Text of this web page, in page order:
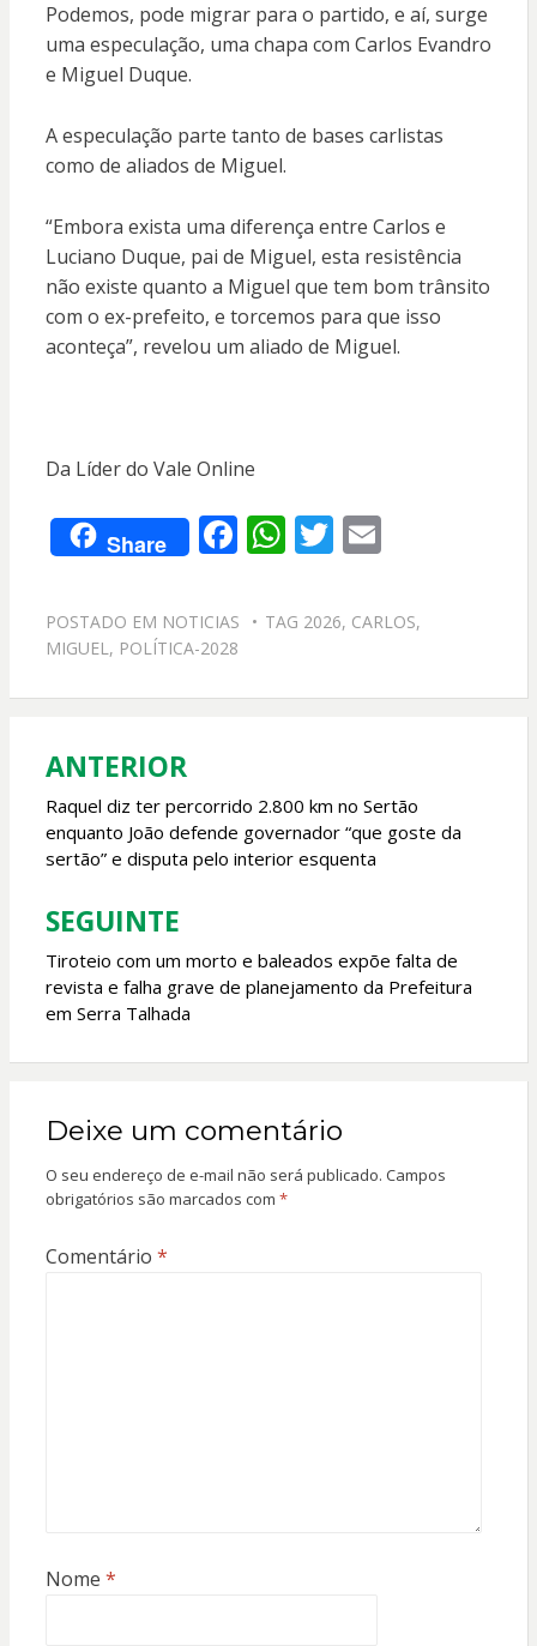
Podemos, pode migrar para o partido, e aí, surge
uma especulação, uma chapa com Carlos Evandro
e Miguel Duque.
A especulação parte tanto de bases carlistas
como de aliados de Miguel.
“Embora exista uma diferença entre Carlos e
Luciano Duque, pai de Miguel, esta resistência
não existe quanto a Miguel que tem bom trânsito
com o ex-prefeito, e torcemos para que isso
aconteça”, revelou um aliado de Miguel.
Da Líder do Vale Online
Share F
e
b
o
W
at
A
T
itt
E
ai
POSTADO EM NOTICIAS TAG 2026, CARLOS,
MIGUEL, POLÍTICA-2028
Navegação
de
Post
ANTERIOR
Raquel diz ter percorrido 2.800 km no Sertão
enquanto João defende governador “que goste da
sertão” e disputa pelo interior esquenta
SEGUINTE
Tiroteio com um morto e baleados expõe falta de
revista e falha grave de planejamento da Prefeitura
em Serra Talhada
Deixe um comentário
O seu endereço de e-mail não será publicado. Campos
obrigatórios são marcados com *
Comentário *
Nome *